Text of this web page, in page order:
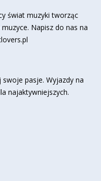
świat muzyki tworząc
Napisz do nas na
pasje. Wyjazdy na
najaktywniejszych.